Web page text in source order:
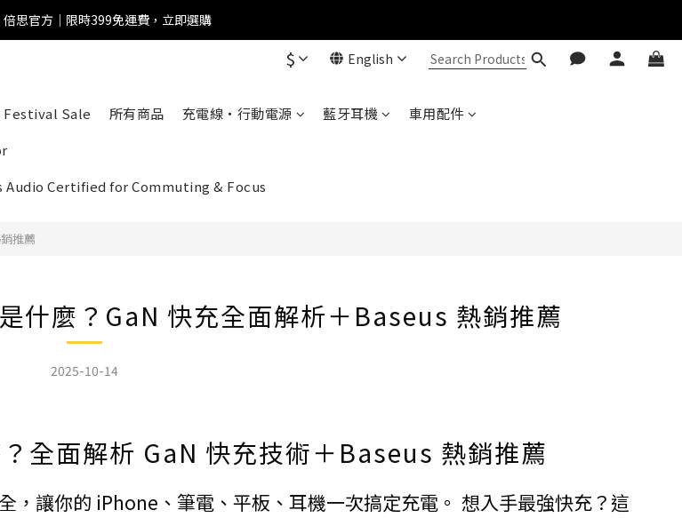
全館滿1500 95折
倍思官方｜限時399免運費，立即選購
$ English
Festival Sale 所有商品 充電線・行動電源 藍牙耳機
車用配件
Audio Certified for Commuting & Focus
推薦
什麼？GaN 快充全面解析＋Baseus 熱銷推薦
2025-10-14
全面解析 GaN 快充技術＋Baseus 熱銷推薦
，讓你的 iPhone、筆電、平板、耳機一次搞定充電。 想入手最強快充？這
商品導購 / 客服資訊